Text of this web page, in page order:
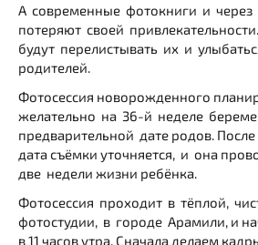
А современные фотокниги и через
потеряют своей
будут перелистывать их и
родителей.
Фотосессия новорожденного
желательно на 36-й неделе
предварительной дате родов.
дата съёмки уточняется, и она
две недели жизни ребёнка.
Фотосессия проходит в тёплой,
фотостудии, в городе Арамили, и
в 11 часов утра. Сначала делаем